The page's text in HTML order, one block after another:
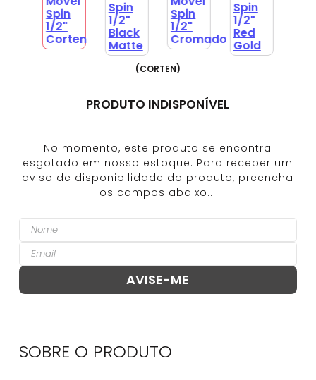
(CORTEN)
PRODUTO INDISPONÍVEL
SOBRE O PRODUTO